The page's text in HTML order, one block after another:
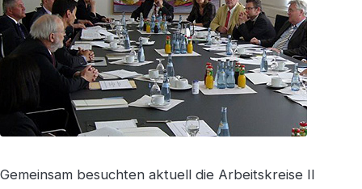
Gemeinsam besuchten aktuell die Arbeitskreise II